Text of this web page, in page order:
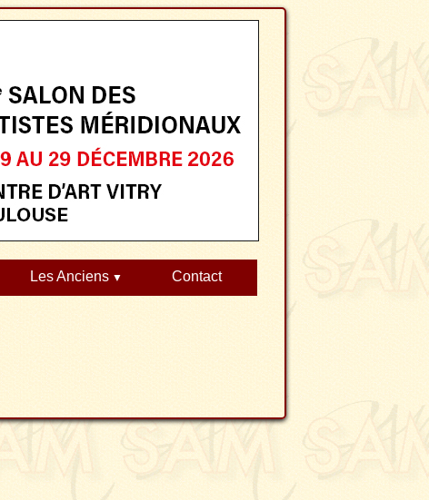
Les Anciens Contact